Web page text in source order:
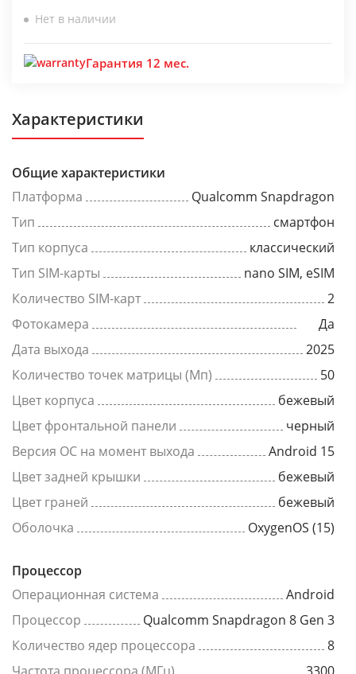
Нет в наличии
Гарантия 12 мес.
Характеристики
Общие характеристики
Платформа
Qualcomm Snapdragon
Тип
смартфон
Тип корпуса
классический
Тип SIM-карты
nano SIM, eSIM
Количество SIM-карт
2
Фотокамера
Да
Дата выхода
2025
Количество точек матрицы (Мп)
50
Цвет корпуса
бежевый
Цвет фронтальной панели
черный
Версия ОС на момент выхода
Android 15
Цвет задней крышки
бежевый
Цвет граней
бежевый
Оболочка
OxygenOS (15)
Процессор
Операционная система
Android
Процессор
Qualcomm Snapdragon 8 Gen 3
Количество ядер процессора
8